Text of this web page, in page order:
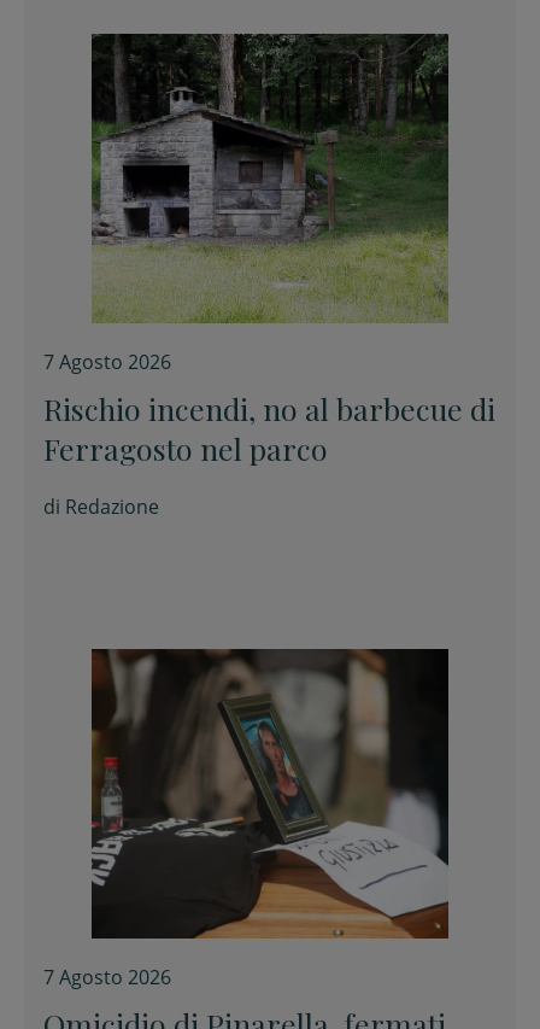
7 Agosto 2026
Rischio incendi, no al barbecue di
Ferragosto nel parco
di Redazione
7 Agosto 2026